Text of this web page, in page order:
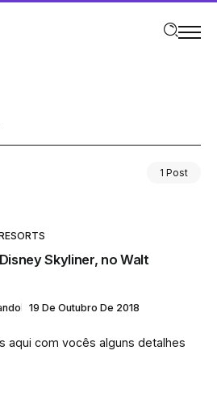
1 Post
Skyliner, no Walt
19 De Outubro De 2018
aqui com vocês alguns detalhes